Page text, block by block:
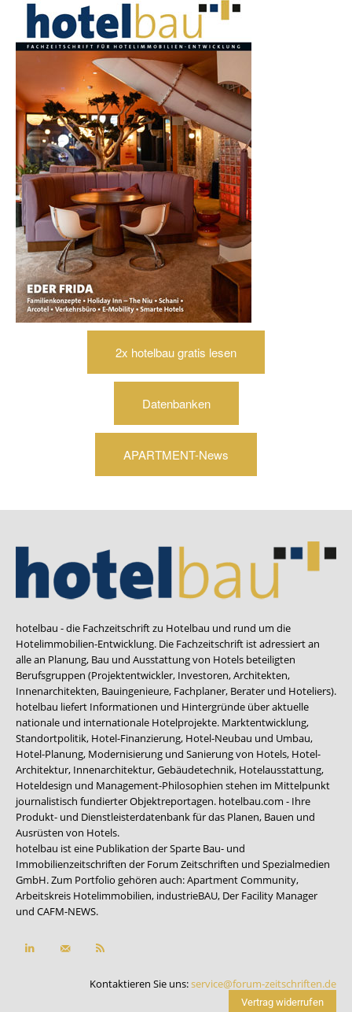
2x hotelbau gratis lesen
Datenbanken
APARTMENT-News
hotelbau - die Fachzeitschrift zu Hotelbau und rund um die
Hotelimmobilien-Entwicklung. Die Fachzeitschrift ist adressiert an
alle an Planung, Bau und Ausstattung von Hotels beteiligten
Berufsgruppen (Projektentwickler, Investoren, Architekten,
Innenarchitekten, Bauingenieure, Fachplaner, Berater und Hoteliers).
hotelbau liefert Informationen und Hintergründe über aktuelle
nationale und internationale Hotelprojekte. Marktentwicklung,
Standortpolitik, Hotel-Finanzierung, Hotel-Neubau und Umbau,
Hotel-Planung, Modernisierung und Sanierung von Hotels, Hotel-
Architektur, Innenarchitektur, Gebäudetechnik, Hotelausstattung,
Hoteldesign und Management-Philosophien stehen im Mittelpunkt
journalistisch fundierter Objektreportagen. hotelbau.com - Ihre
Produkt- und Dienstleisterdatenbank für das Planen, Bauen und
Ausrüsten von Hotels.
hotelbau ist eine Publikation der Sparte Bau- und
Immobilienzeitschriften der Forum Zeitschriften und Spezialmedien
GmbH. Zum Portfolio gehören auch:Apartment Community,
Arbeitskreis Hotelimmobilien, industrieBAU, Der Facility Manager
und CAFM-NEWS.
Kontaktieren Sie uns:service@forum-zeitschriften.de
Vertrag widerrufen